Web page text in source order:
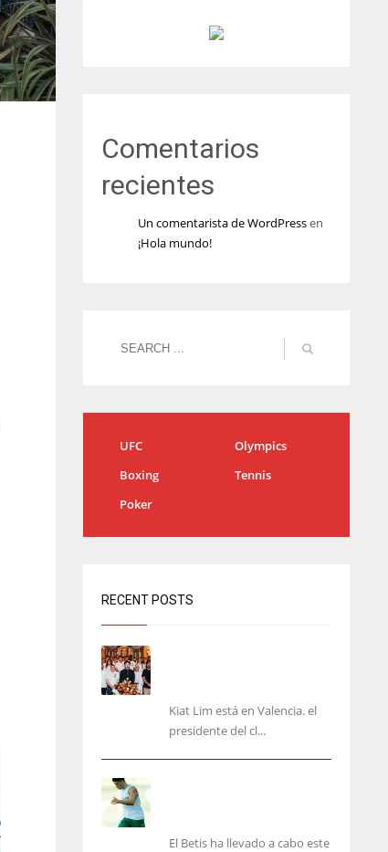
Comentarios
recientes
Un comentarista de WordPressen
¡Hola mundo!
UFC
Olympics
Boxing
Tennis
Poker
RECENT POSTS
Kiat Lim está en Valencia. el
presidente del cl...
El Betis ha llevado a cabo este